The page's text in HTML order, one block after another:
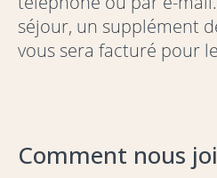
séjour, un supplément
vous sera facturé pour
Comment nous